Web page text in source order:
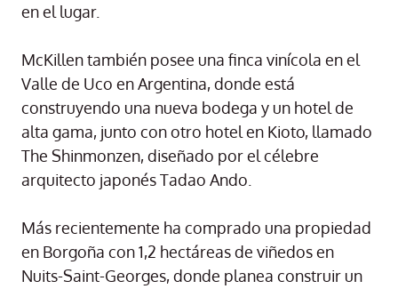
en el lugar.
McKillen también posee una finca vinícola en el
Valle de Uco en Argentina, donde está
construyendo una nueva bodega y un hotel de
alta gama, junto con otro hotel en Kioto, llamado
The Shinmonzen, diseñado por el célebre
arquitecto japonés Tadao Ando.
Más recientemente ha comprado una propiedad
en Borgoña con 1,2 hectáreas de viñedos en
Nuits-Saint-Georges, donde planea construir un